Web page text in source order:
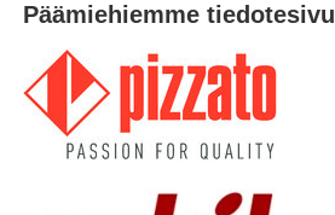
Päämiehiemme